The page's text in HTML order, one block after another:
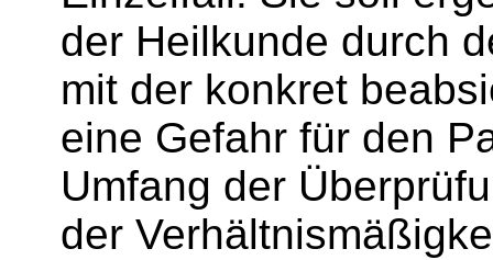
der Heilkunde durch
mit der konkret
eine Gefahr für den
Umfang der
der